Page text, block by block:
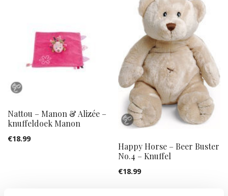
Nattou – Manon & Alizée –
knuffeldoek Manon
€18.99
Happy Horse – Beer Buster
No.4 – Knuffel
€18.99